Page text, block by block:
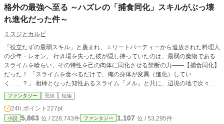
格外の最強へ至る ～ハズレの「捕食同化」スキルがぶっ壊
れ進化だった件～
ミスジとカルビ
「役立たずの最弱スキル」と蔑まれ、エリートパーティーから追放された料理人
の少年・レオン。 行き場を失った彼が隠し持っていたのは、最弱の魔物である
スライムを喰らい、その特性を己の肉体に同化させる禁断の力――【捕食同化】
だった！ 「スライムを食べるだけで、俺の身体が変異（進化）してい
く……？」 相棒となった知性あるスライム「メル」と共に、辺境の地で次々と
特殊なスライムを捕食していくレオン。 兎の脚力、狼の牙と嗅覚、そしてゴー
レムの剛力――。スライムを狩るたびに人間の常識を逸脱した「ぶっ壊れ能力」
を手に入れ、レオンは知らず知らずのうちに人知を超えた最強の存在へと変貌を
遂げていく。 これは、ハズレ扱いされた少年が最弱から最強へと駆け上がり、
ファンタジー 完結 短編
24h.ポイント 227pt
小説 5,863 位 / 228,743件 ファンタジー 1,107 位 / 53,295件